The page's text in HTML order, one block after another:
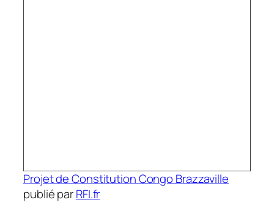
Projet de Constitution Congo Brazzaville
publié parRFI.fr